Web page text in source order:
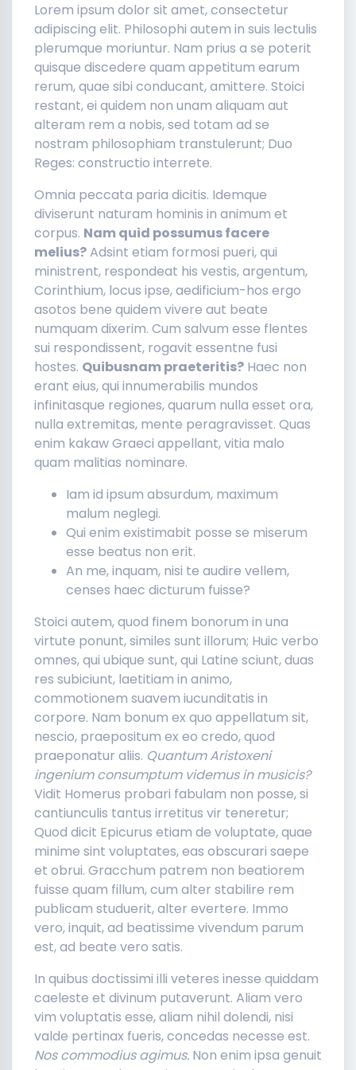
Lorem ipsum dolor sit amet, consectetur
adipiscing elit. Philosophi autem in suis lectulis
plerumque moriuntur. Nam prius a se poterit
quisque discedere quam appetitum earum
rerum, quae sibi conducant, amittere. Stoici
restant, ei quidem non unam aliquam aut
alteram rem a nobis, sed totam ad se
nostram philosophiam transtulerunt; Duo
Reges: constructio interrete.
Omnia peccata paria dicitis. Idemque
diviserunt naturam hominis in animum et
corpus. Nam quid possumus facere
melius?Adsint etiam formosi pueri, qui
ministrent, respondeat his vestis, argentum,
Corinthium, locus ipse, aedificium-hos ergo
asotos bene quidem vivere aut beate
numquam dixerim. Cum salvum esse flentes
sui respondissent, rogavit essentne fusi
hostes. Quibusnam praeteritis? Haec non
erant eius, qui innumerabilis mundos
infinitasque regiones, quarum nulla esset ora,
nulla extremitas, mente peragravisset. Quas
enim kakaw Graeci appellant, vitia malo
quam malitias nominare.
Iam id ipsum absurdum, maximum
malum neglegi.
Qui enim existimabit posse se miserum
esse beatus non erit.
An me, inquam, nisi te audire vellem,
censes haec dicturum fuisse?
Stoici autem, quod finem bonorum in una
virtute ponunt, similes sunt illorum; Huic verbo
omnes, qui ubique sunt, qui Latine sciunt, duas
res subiciunt, laetitiam in animo,
commotionem suavem iucunditatis in
corpore. Nam bonum ex quo appellatum sit,
nescio, praepositum ex eo credo, quod
praeponatur aliis. Quantum Aristoxeni
ingenium consumptum videmus in musicis?
Vidit Homerus probari fabulam non posse, si
cantiunculis tantus irretitus vir teneretur;
Quod dicit Epicurus etiam de voluptate, quae
minime sint voluptates, eas obscurari saepe
et obrui. Gracchum patrem non beatiorem
fuisse quam fillum, cum alter stabilire rem
publicam studuerit, alter evertere. Immo
vero, inquit, ad beatissime vivendum parum
est, ad beate vero satis.
In quibus doctissimi illi veteres inesse quiddam
caeleste et divinum putaverunt. Aliam vero
vim voluptatis esse, aliam nihil dolendi, nisi
valde pertinax fueris, concedas necesse est.
Nos commodius agimus. Non enim ipsa genuit